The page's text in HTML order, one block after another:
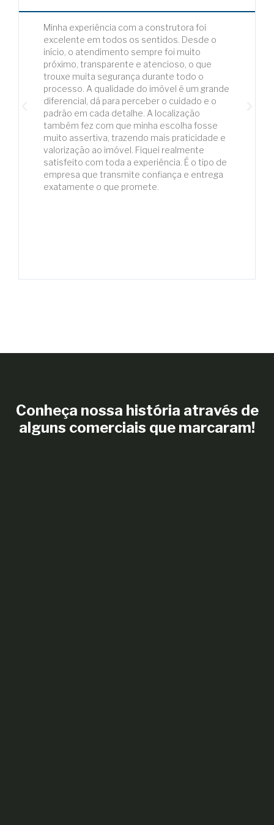
Minha experiência com a construtora foi
excelente em todos os sentidos. Desde o
início, o atendimento sempre foi muito
próximo, transparente e atencioso, o que
trouxe muita segurança durante todo o
processo. A qualidade do imóvel é um grande
diferencial, dá para perceber o cuidado e o
padrão em cada detalhe. A localização
também fez com que minha escolha fosse
muito assertiva, trazendo mais praticidade e
valorização ao imóvel. Fiquei realmente
satisfeito com toda a experiência. É o tipo de
empresa que transmite confiança e entrega
exatamente o que promete.
Conheça nossa história através de
alguns comerciais que marcaram!